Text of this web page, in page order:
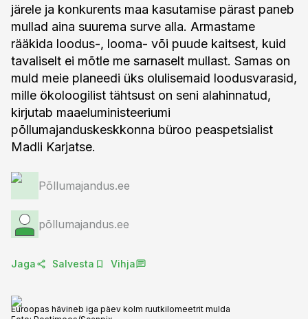
järele ja konkurents maa kasutamise pärast paneb
mullad aina suurema surve alla. Armastame
rääkida loodus-, looma- või puude kaitsest, kuid
tavaliselt ei mõtle me sarnaselt mullast. Samas on
muld meie planeedi üks olulisemaid loodusvarasid,
mille ökoloogilist tähtsust on seni alahinnatud,
kirjutab maaeluministeeriumi
põllumajanduskeskkonna büroo peaspetsialist
Madli Karjatse.
Põllumajandus.ee
põllumajandus.ee
Jaga Salvesta Vihja
Euroopas hävineb iga päev kolm ruutkilomeetrit mulda